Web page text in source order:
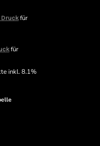
Druckfür
für
inkl. 8.1%